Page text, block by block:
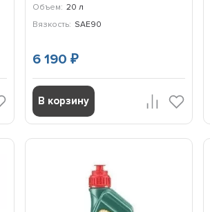
Объем: 20 л
Вязкость: SAE90
6 190₽
В корзину